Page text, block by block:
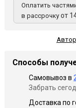
Оплатить
в рассрочку от
Способы
Самовывоз в
Забрать
Доставка по